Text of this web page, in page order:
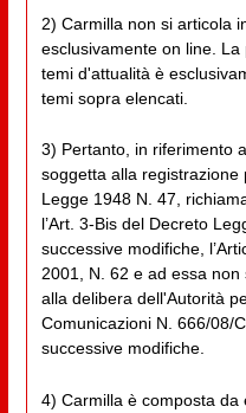
2) Carmilla non si articola
esclusivamente on line.
temi d'attualità è
temi sopra elencati.
3) Pertanto, in riferimento
soggetta alla registrazione
Legge 1948 N. 47,
l’Art. 3-Bis del Decreto
successive modifiche,
2001, N. 62 e ad essa
alla delibera dell'Autorità
Comunicazioni N. 666/08/
successive modifiche.
4) Carmilla è composta da